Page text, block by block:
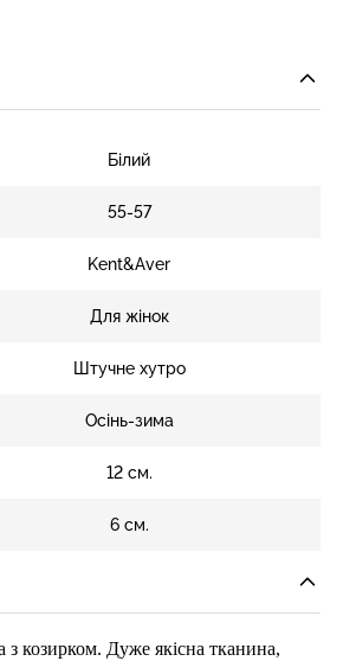
Білий
55-57
Kent&Aver
Для жінок
Штучне хутро
Осінь-зима
12 см.
6 см.
з козирком. Дуже якісна тканина,